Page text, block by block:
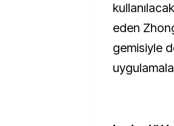
eden
gemisiyle